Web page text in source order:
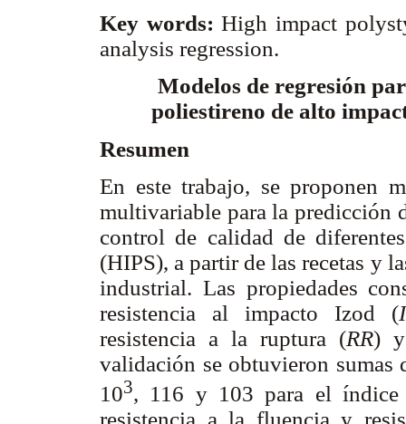
Key words: High impact
analysis regression.
Modelos de regresión
poliestireno de alto
Resumen
En este trabajo, se proponen
multivariable para la predicción
control de calidad de
(HIPS), a partir de las recetas y
industrial. Las propiedades
resistencia al impacto Izod (
resistencia a la ruptura (RR) y
validación se obtuvieron sumas
103, 116 y 103 para el índice
resistencia a la fluencia y